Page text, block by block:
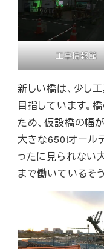
工事情報館
新しい橋は、少し
目指しています。
ため、仮設橋の幅
大きな650tオール
ったに見られない
まで働いているそ